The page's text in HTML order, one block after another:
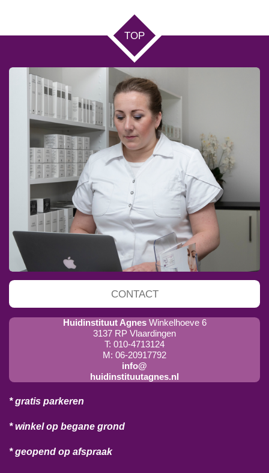
TOP
CONTACT
Huidinstituut Agnes Winkelhoeve 6
3137 RP Vlaardingen
T: 010-4713124
M: 06-20917792
info@
huidinstituutagnes.nl
* gratis parkeren
* winkel op begane grond
* geopend op afspraak